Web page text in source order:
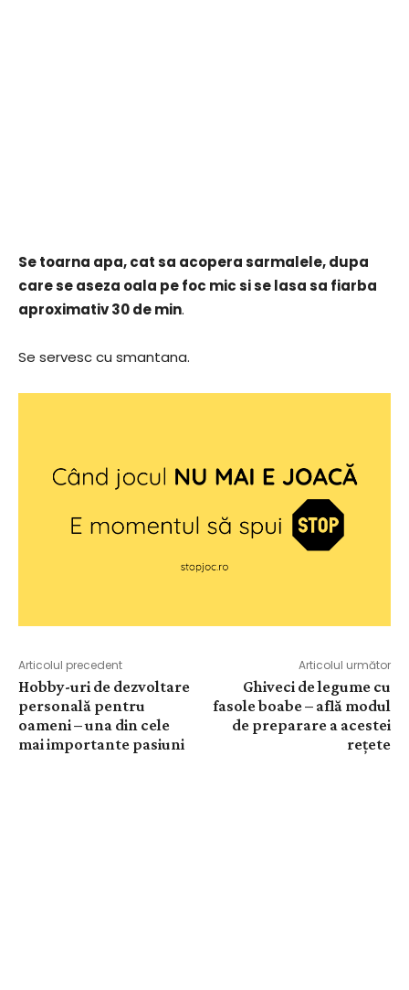
Se toarna apa, cat sa acopera sarmalele, dupa
care se aseza oala pe foc mic si se lasa sa fiarba
aproximativ 30 de min.
Se servesc cu smantana.
Articolul precedent
Hobby-uri de dezvoltare
personală pentru
oameni – una din cele
mai importante pasiuni
Articolul următor
Ghiveci de legume cu
fasole boabe – află modul
de preparare a acestei
rețete